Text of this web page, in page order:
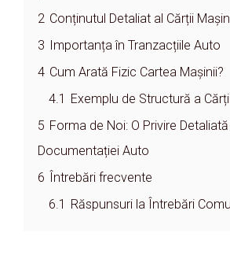
2 Conținutul Detaliat al Cărții
3 Importanța în Tranzacțiile Auto
4 Cum Arată Fizic Cartea Mașinii?
4.1 Exemplu de Structură a
5 Forma de Noi: O Privire
Documentației Auto
6 Întrebări frecvente
6.1 Răspunsuri la Întrebări